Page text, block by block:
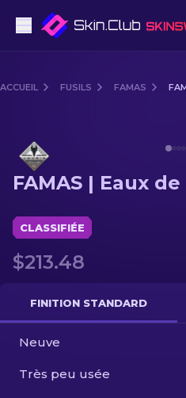
Fusils de Précision
Couteaux
Gants
Caisses
Autre
ACCUEIL FUSILS FAMAS
FAMAS | Eaux
CLASSIFIÉE
$213.48
FINITION STANDARD
Neuve
Très peu usée